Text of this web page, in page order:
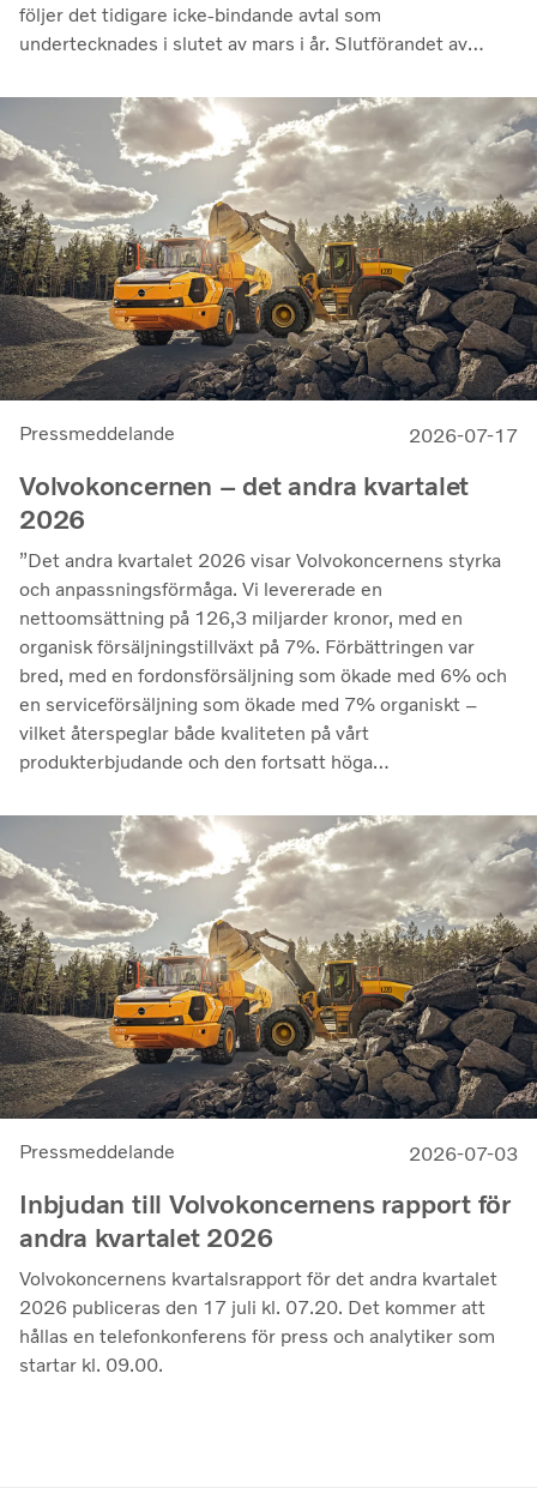
följer det tidigare icke-bindande avtal som
undertecknades i slutet av mars i år. Slutförandet av
godkännanden erhålls. Genom samarbetet avser parterna
att stärka cellcentrics position som en ledande utvecklare
och producent av bränslecellssystem för tunga
kommersiella tillämpningar.
Pressmeddelande 2026-07-17
Volvokoncernen – det andra kvartalet
2026
”Det andra kvartalet 2026 visar Volvokoncernens styrka
och anpassningsförmåga. Vi levererade en
nettoomsättning på 126,3 miljarder kronor, med en
organisk försäljningstillväxt på 7%. Förbättringen var
bred, med en fordonsförsäljning som ökade med 6% och
en serviceförsäljning som ökade med 7% organiskt –
vilket återspeglar både kvaliteten på vårt
produkterbjudande och den fortsatt höga
marknader. Lönsamheten nådde sin högsta nivå under de
senaste kvartalen. Det justerade rörelseresultatet steg
till 14,8 miljarder kronor (13,5), med en justerad
rörelsemarginal på 11,7%, upp från 11,0% under andra
kvartalet 2025, en utveckling som visar vår förmåga att
generera bra resultat genom konjunkturcykeln”, säger
Martin Lundstedt, vd och koncernchef.
Pressmeddelande 2026-07-03
Inbjudan till Volvokoncernens rapport för
andra kvartalet 2026
Volvokoncernens kvartalsrapport för det andra kvartalet
2026 publiceras den 17 juli kl. 07.20. Det kommer att
hållas en telefonkonferens för press och analytiker som
startar kl. 09.00.